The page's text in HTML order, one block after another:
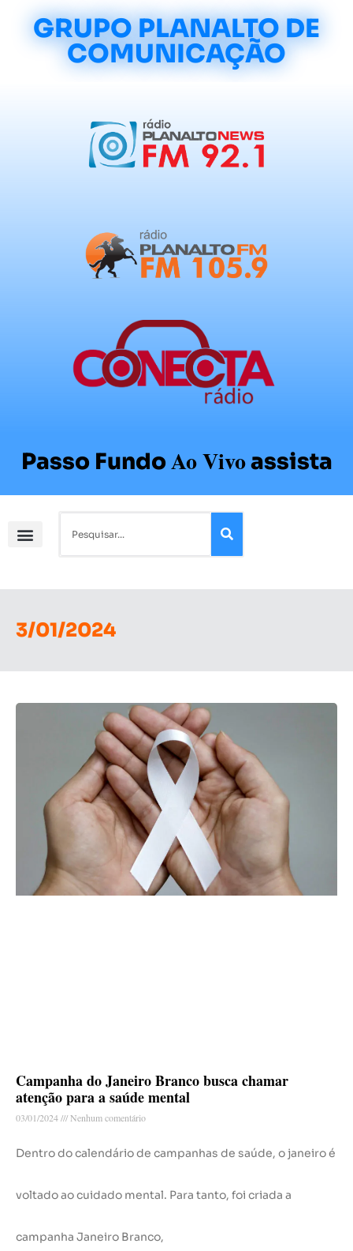
GRUPO PLANALTO DE
COMUNICAÇÃO
Passo FundoAo Vivoassista
3/01/2024
Campanha do Janeiro Branco busca chamar
atenção para a saúde mental
03/01/2024 Nenhum comentário
Dentro do calendário de campanhas de saúde, o janeiro é
voltado ao cuidado mental. Para tanto, foi criada a
campanha Janeiro Branco,